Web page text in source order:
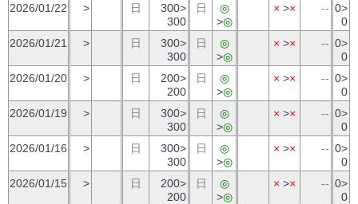
2026/01/22
> 日
300>
300
日
◎
>◎
× >× -- 0>
0
2026/01/21
> 日
300>
300
日
◎
>◎
× >× -- 0>
0
2026/01/20
> 日
200>
200
日
◎
>◎
× >× -- 0>
0
2026/01/19
> 日
300>
300
日
◎
>◎
× >× -- 0>
0
2026/01/16
> 日
300>
300
日
◎
>◎
× >× -- 0>
0
2026/01/15
> 日
200>
200
日
◎
>◎
× >× -- 0>
0